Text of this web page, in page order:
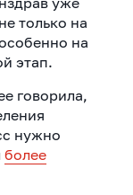
только на
на
этап.
говорила,
нужно
более